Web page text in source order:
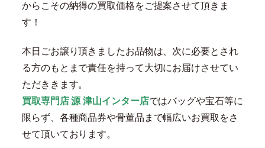
からこその納得の買取価格をご提案させて頂きま
す！
本日ごお譲り頂きましたお品物は、次に必要とされ
る方のもとまで責任を持って大切にお届けさせてい
ただききます。
買取専門店 源 津山インター店ではバッグや宝石等に
限らず、各種商品券や骨董品まで幅広いお買取をさ
せて頂いております。